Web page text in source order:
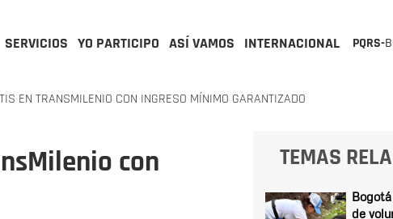
SERVICIOS YO PARTICIPO ASÍ VAMOS INTERNACIONAL PQRS-
EN TRANSMILENIO CON INGRESO MÍNIMO GARANTIZADO
con
TEMAS
de